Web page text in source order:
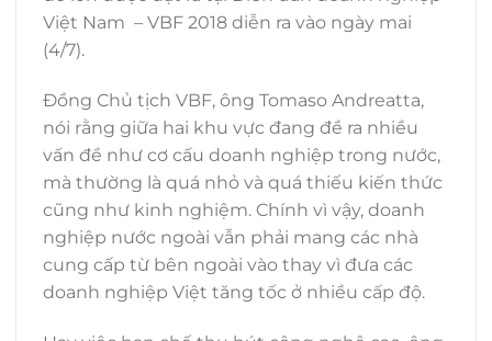
Việt Nam – VBF 2018 diễn ra vào ngày mai
(4/7).
Đồng Chủ tịch VBF, ông Tomaso Andreatta,
nói rằng giữa hai khu vực đang đề ra nhiều
vấn đề như cơ cấu doanh nghiệp trong nước,
mà thường là quá nhỏ và quá thiếu kiến thức
cũng như kinh nghiệm. Chính vì vậy, doanh
nghiệp nước ngoài vẫn phải mang các nhà
cung cấp từ bên ngoài vào thay vì đưa các
doanh nghiệp Việt tăng tốc ở nhiều cấp độ.